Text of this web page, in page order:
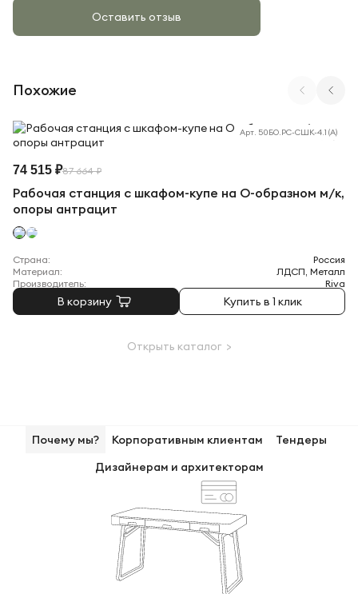
Оставить отзыв
Похожие
Арт. 50БО.РС-СШК-4.1 (A)
Рабочая станция с шкафом-купе на О-образном м/к,
опоры антрацит
74 515 ₽87 664 ₽
В корзину Купить в 1 клик
Страна:
Россия
Материал:
ЛДСП, Металл
Производитель:
Riva
Открыть каталог >
Почему мы? Корпоративным клиентам
Тендеры
Дизайнерам и архитекторам